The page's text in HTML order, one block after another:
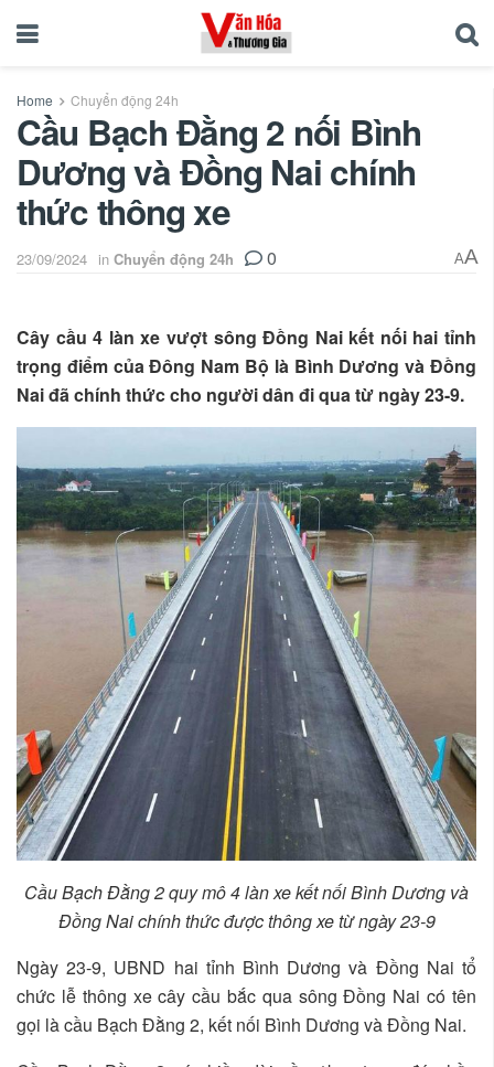
Home Chuyển động 24h
Cầu Bạch Đằng 2 nối Bình
Dương và Đồng Nai chính
thức thông xe
23/09/2024 in Chuyển động 24h 0 AA
Cây cầu 4 làn xe vượt sông Đồng Nai kết nối hai tỉnh
trọng điểm của Đông Nam Bộ là Bình Dương và Đồng
Nai đã chính thức cho người dân đi qua từ ngày 23-9.
Cầu Bạch Đằng 2 quy mô 4 làn xe kết nối Bình Dương và
Đồng Nai chính thức được thông xe từ ngày 23-9
Ngày 23-9, UBND hai tỉnh Bình Dương và Đồng Nai tổ
chức lễ thông xe cây cầu bắc qua sông Đồng Nai có tên
gọi là cầu Bạch Đằng 2, kết nối Bình Dương và Đồng Nai.